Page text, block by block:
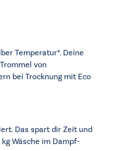
Temperatur*. Deine
von
bei Trocknung mit Eco
Das spart dir Zeit und
Wäsche im Dampf-